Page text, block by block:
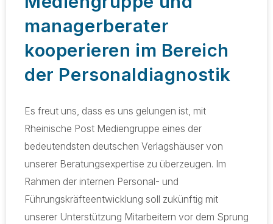
managerberater
kooperieren im Bereich
der Personaldiagnostik
Es freut uns, dass es uns gelungen ist, mit
Rheinische Post Mediengruppe eines der
bedeutendsten deutschen Verlagshäuser von
unserer Beratungsexpertise zu überzeugen. Im
Rahmen der internen Personal- und
Führungskräfteentwicklung soll zukünftig mit
unserer Unterstützung Mitarbeitern vor dem Sprung